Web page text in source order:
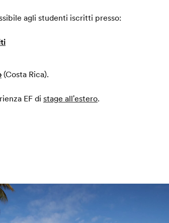
agli studenti iscritti presso:
(Costa Rica).
EF di stage all'estero.